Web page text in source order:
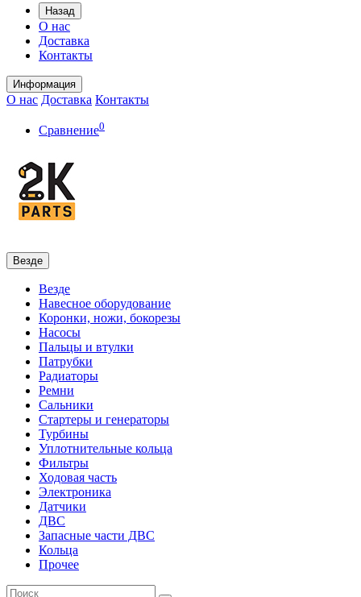
Назад
О нас
Доставка
Контакты
Информация
О нас Доставка Контакты
Сравнение0
Везде
Везде
Навесное оборудование
Коронки, ножи, бокорезы
Насосы
Пальцы и втулки
Патрубки
Радиаторы
Ремни
Сальники
Стартеры и генераторы
Турбины
Уплотнительные кольца
Фильтры
Ходовая часть
Электроника
Датчики
ДВС
Запасные части ДВС
Кольца
Прочее